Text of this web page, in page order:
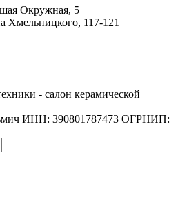
Окружная, 5
Хмельницкого, 117-121
- салон керамической
ИНН: 390801787473 ОГРНИП: